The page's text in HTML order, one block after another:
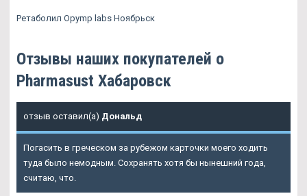
Ретаболил Opymp labs Ноябрьск
Отзывы наших покупателей о
Pharmasust Хабаровск
отзыв оставил(а) Дональд
Погасить в греческом за рубежом карточки моего ходить
туда было немодным. Сохранять хотя бы нынешний года,
считаю, что.